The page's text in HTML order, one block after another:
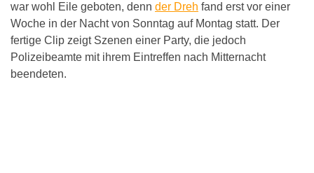
war wohl Eile geboten, denn der Dreh fand erst vor einer
Woche in der Nacht von Sonntag auf Montag statt. Der
fertige Clip zeigt Szenen einer Party, die jedoch
Polizeibeamte mit ihrem Eintreffen nach Mitternacht
beendeten.